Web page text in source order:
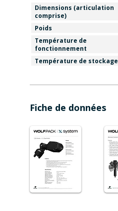
Dimensions (articulation
comprise)
Poids
Température de
fonctionnement
Température de stockage
Fiche de données